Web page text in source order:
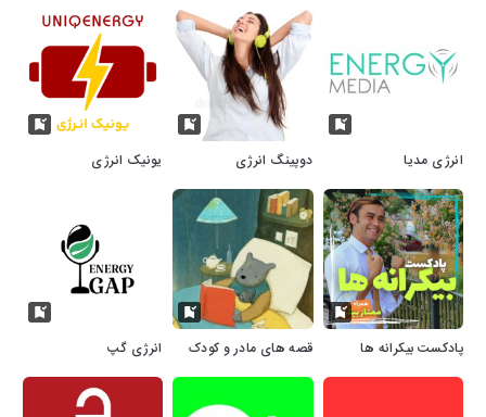
انرژی مدیا دوپینگ انرژی یونیک انرژی
پادکست بیکرانه ها قصه های مادر و کودک انرژی گپ